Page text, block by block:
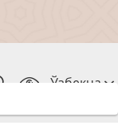
Ўзбекча